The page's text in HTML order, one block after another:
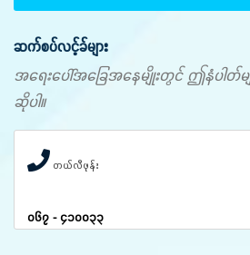
ဆက်စပ်လင့်ခ်များ
အရေးပေါ်အခြေအနေမျိုးတွင် ဤနံပါတ်မ
ဆိုပါ။
တယ်လီဖုန်း
၀၆၇ - ၄၁၀၀၃၃